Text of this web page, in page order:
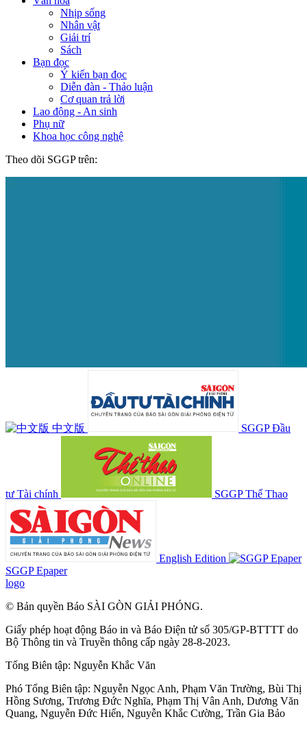
Nhịp sống
Nhân vật
Giải trí
Sách
Bạn đọc
Ý kiến bạn đọc
Diễn đàn - Thảo luận
Cơ quan trả lời
Lao động - An sinh
Phụ nữ
Khoa học công nghệ
Theo dõi SGGP trên:
中文版 SGGP Đầu
tư Tài chính SGGP Thể Thao
English Edition
SGGP Epaper
logo
© Bản quyền Báo SÀI GÒN GIẢI PHÓNG.
Giấy phép hoạt động Báo in và Báo Điện tử số 305/GP-BTTTT do
Bộ Thông tin và Truyền thông cấp ngày 28-8-2023.
Tổng Biên tập: Nguyễn Khắc Văn
Phó Tổng Biên tập: Nguyễn Ngọc Anh, Phạm Văn Trường, Bùi Thị
Hồng Sương, Trương Đức Nghĩa, Phạm Thị Vân Anh, Dương Văn
Quang, Nguyễn Đức Hiển, Nguyễn Khắc Cường, Trần Gia Bảo